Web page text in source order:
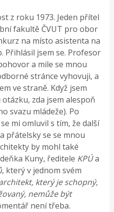
z roku 1973. Jeden přítel
fakultě ČVUT pro obor
na místo asistenta na
Přihlásil jsem se. Profesor
a mile se mnou
stránce vyhovuji, a
ve straně. Když jsem
zda jsem alespoň
svazu mládeže). Po
mi omluvil s tím, že další
přátelsky se se mnou
by mohl také
Kuny, ředitele KPÚa
, který v jednom svém
který je schopný,
nemůže být
není třeba.